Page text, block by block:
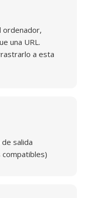
ordenador,
una URL.
a esta
salida